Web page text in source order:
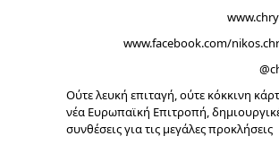
www.facebook.com/
Ούτε λευκή επιταγή, ούτε κόκκινη
νέα Ευρωπαϊκή Επιτροπή,
συνθέσεις για τις μεγάλες προκλήσεις